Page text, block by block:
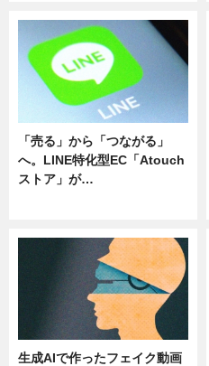
「売る」から「つながる」
へ。LINE特化型EC「Atouch
ストア」が…
生成AIで作ったフェイク動画